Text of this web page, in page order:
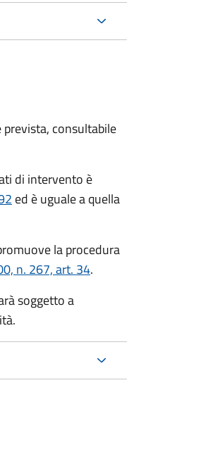
consultabile
di intervento è
ed è uguale a quella
la procedura
n. 267, art. 34.
soggetto a